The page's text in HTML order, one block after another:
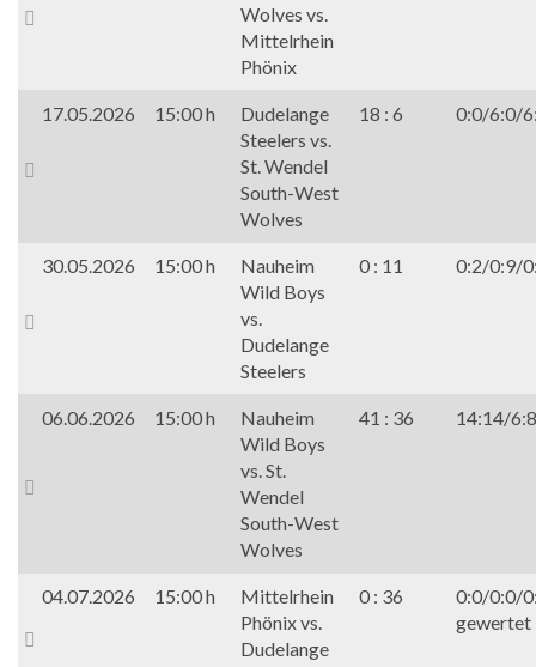
Wolves vs.
Mittelrhein
Phönix
17.05.2026 15:00 h
Dudelange
Steelers vs.
St. Wendel
South-West
Wolves
18 : 6 0:0/6:0/
30.05.2026 15:00 h
Nauheim
Wild Boys
vs.
Dudelange
Steelers
0 : 11 0:2/0:9/
06.06.2026 15:00 h
Nauheim
Wild Boys
vs. St.
Wendel
South-West
Wolves
41 : 36 14:14/
04.07.2026 15:00 h
Mittelrhein
Phönix vs.
Dudelange
0 : 36
0:0/0:0/
gewertet